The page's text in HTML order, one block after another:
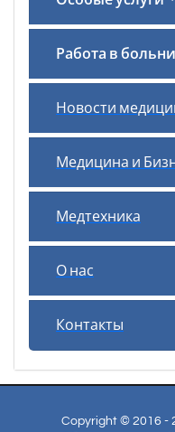
Работа в
Новости
Медицина и
Медтехника
О нас
Контакты
Copyright © 2016 -